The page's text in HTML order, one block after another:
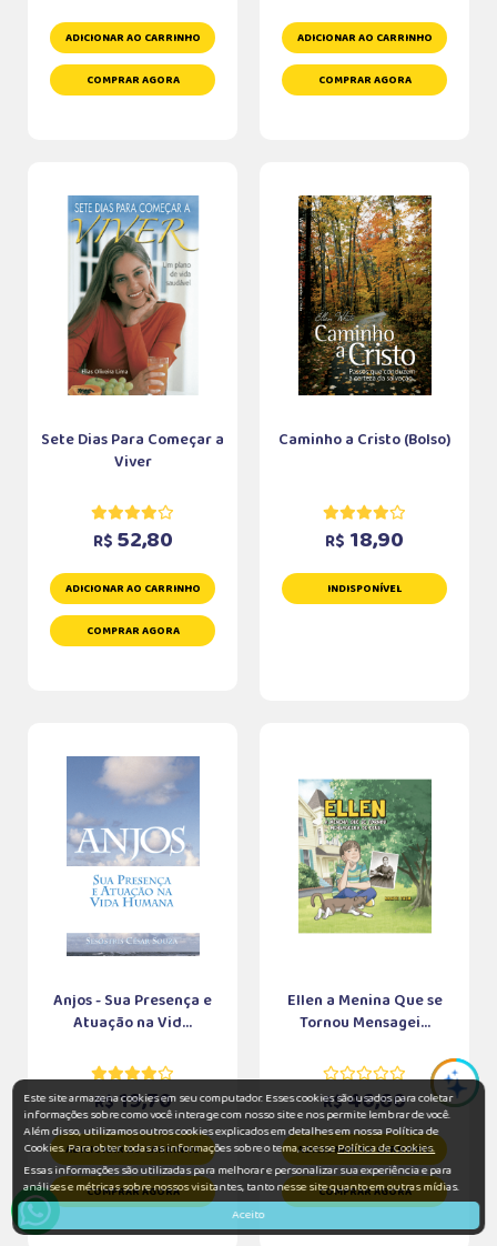
ADICIONAR AO CARRINHO
COMPRAR AGORA
ADICIONAR AO CARRINHO
COMPRAR AGORA
Sete Dias Para Começar a
Viver
R$ 52,80
ADICIONAR AO CARRINHO
COMPRAR AGORA
Caminho a Cristo (Bolso)
R$ 18,90
INDISPONÍVEL
Anjos - Sua Presença e
Atuação na Vid...
R$19,70
ADICIONAR AO CARRINHO
COMPRAR AGORA
Ellen a Menina Que se
Tornou Mensagei...
R$46,60
ADICIONAR AO CARRINHO
COMPRAR AGORA
Este site armazena cookies em seu computador. Esses cookies são usados para coletar
informações sobre como você interage com nosso site e nos permite lembrar de você.
Além disso, utilizamos outros cookies explicados em detalhes em nossa Política de
Cookies. Para obter todas as informações sobre o tema, acessePolítica de Cookies.
Essas informações são utilizadas para melhorar e personalizar sua experiência e para
análises e métricas sobre nossos visitantes, tanto nesse site quanto em outras mídias.
Aceito